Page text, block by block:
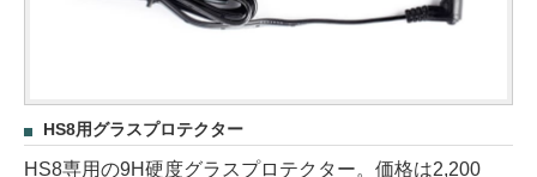
HS8用グラスプロテクター
HS8専用の9H硬度グラスプロテクター。価格は2,200